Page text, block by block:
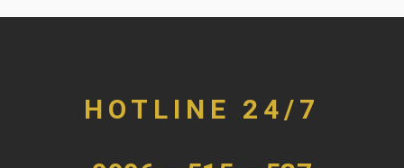
HOTLINE 24/7